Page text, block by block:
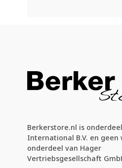
Berkerstore.nl is
International B.V. en
onderdeel van Hager
Vertriebsgesellschaft